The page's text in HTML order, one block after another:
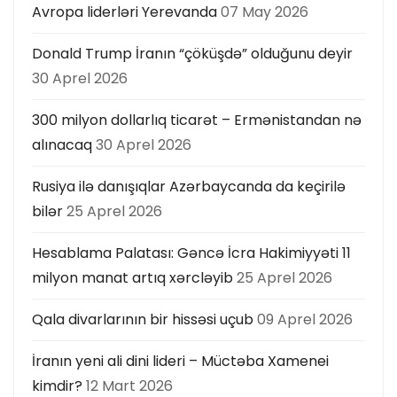
Avropa liderləri Yerevanda07 May 2026
Donald Trump İranın “çöküşdə” olduğunu deyir
30 Aprel 2026
300 milyon dollarlıq ticarət – Ermənistandan nə
alınacaq30 Aprel 2026
Rusiya ilə danışıqlar Azərbaycanda da keçirilə
bilər25 Aprel 2026
Hesablama Palatası: Gəncə İcra Hakimiyyəti 11
milyon manat artıq xərcləyib25 Aprel 2026
Qala divarlarının bir hissəsi uçub09 Aprel 2026
İranın yeni ali dini lideri – Müctəba Xamenei
kimdir? 12 Mart 2026